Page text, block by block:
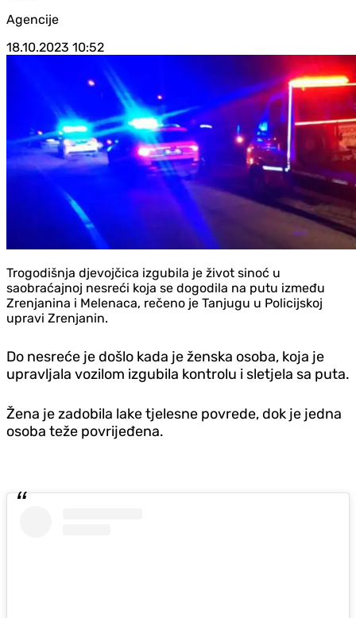
Agencije
18.10.2023 10:52
Trogodišnja djevojčica izgubila je život sinoć u
saobraćajnoj nesreći koja se dogodila na putu između
Zrenjanina i Melenaca, rečeno je Tanjugu u Policijskoj
upravi Zrenjanin.
Do nesreće je došlo kada je ženska osoba, koja je
upravljala vozilom izgubila kontrolu i sletjela sa puta.
Žena je zadobila lake tjelesne povrede, dok je jedna
osoba teže povrijeđena.